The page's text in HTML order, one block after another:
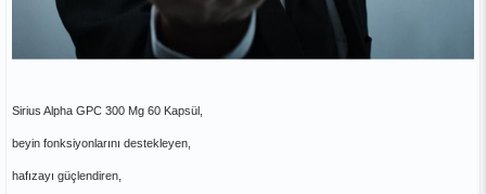
Sirius Alpha GPC 300 Mg 60 Kapsül,
beyin fonksiyonlarını destekleyen,
hafızayı güçlendiren,